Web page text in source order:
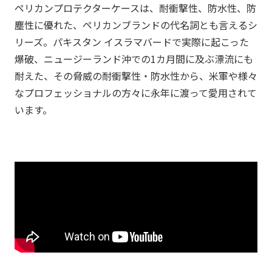
ペリカンプロテクターケースは、耐衝撃性、防水性、防
塵性に優れた、ペリカンブランドの代名詞とも言えるシ
リーズ。パキスタン イスラマバードで実際に起こった
爆破、ニュージーランド沖での1カ月間に及ぶ漂流にも
耐えた、その脅威の耐衝撃性・防水性から、米軍や様々
なプロフェッショナルの方々に永年に渡って愛用されて
います。